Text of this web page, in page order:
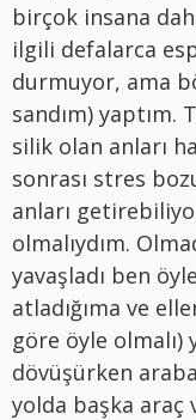
birçok insana
ilgili defalarca
durmuyor, ama
sandım) yaptım.
silik olan anları
sonrası stres
anları
olmalıydım.
yavaşladı ben
atladığıma ve
göre öyle olmalı)
dövüşürken
yolda başka araç